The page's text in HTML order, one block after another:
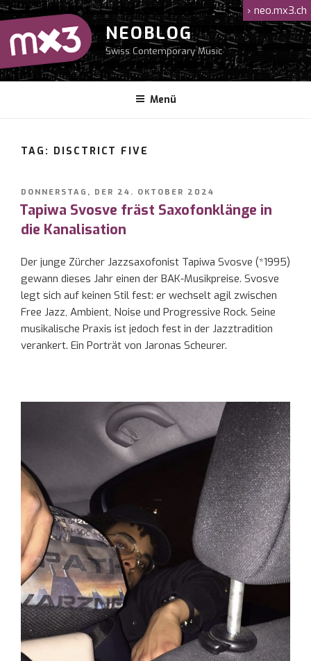
Zum
Inhalt
springen
NEOBLOG
Swiss Contemporary Music
Menü
› neo.mx3.ch
TAG: DISCTRICT FIVE
VERÖFFENTLICHT
AM
DONNERSTAG, DER 24. OKTOBER 2024
Tapiwa Svosve fräst Saxofonklänge in
die Kanalisation
Der junge Zürcher Jazzsaxofonist Tapiwa Svosve (*1995)
gewann dieses Jahr einen der BAK-Musikpreise. Svosve
legt sich auf keinen Stil fest: er wechselt agil zwischen
Free Jazz, Ambient, Noise und Progressive Rock. Seine
musikalische Praxis ist jedoch fest in der Jazztradition
verankert. Ein Porträt von Jaronas Scheurer.